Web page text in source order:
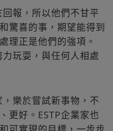
報，所以他們不甘平
驚喜的事，期望能得到
理正是他們的強項。
玩耍，與任何人相處
樂於嘗試新事物，不
更好。ESTP企業家也